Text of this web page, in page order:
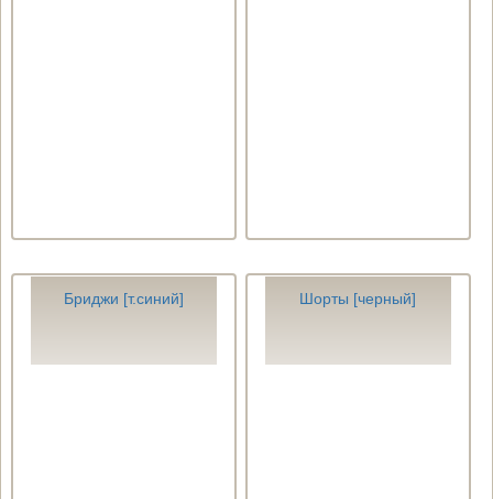
Бриджи [т.синий] Шорты [черный]